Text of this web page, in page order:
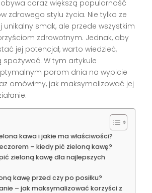
coraz większą popularność
zdrowego stylu życia. Nie tylko ze
unikalny smak, ale przede wszystkim
zdrowotnym. Jednak, aby
jej potencjał, warto wiedzieć,
spożywać. W tym artykule
porom dnia na wypicie
omówimy, jak maksymalizować jej
kawa i jakie ma właściwości?
– kiedy pić zieloną kawę?
zieloną kawę dla najlepszych
kawę przed czy po posiłku?
– jak maksymalizować korzyści z